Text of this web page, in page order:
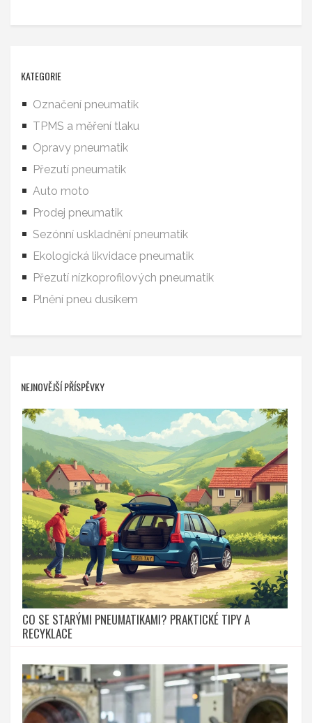
KATEGORIE
Označení pneumatik
TPMS a měření tlaku
Opravy pneumatik
Přezutí pneumatik
Auto moto
Prodej pneumatik
Sezónní uskladnění pneumatik
Ekologická likvidace pneumatik
Přezutí nízkoprofilových pneumatik
Plnění pneu dusíkem
NEJNOVĚJŠÍ PŘÍSPĚVKY
CO SE STARÝMI PNEUMATIKAMI? PRAKTICKÉ TIPY A
RECYKLACE